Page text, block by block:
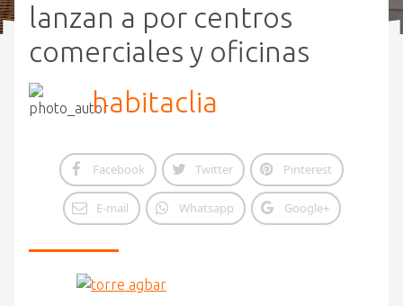
lanzan a por centros
comerciales y oficinas
habitaclia
Facebook Twitter Pinterest
E-mail Whatsapp Google+